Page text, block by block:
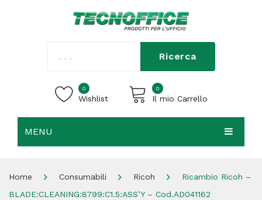
Ricerca
0
Wishlist
0
Il mio Carrello
MENU
Home Consumabili Ricoh
Ricambio Ricoh –
BLADE:CLEANING:8799:C1.5:ASS’Y – Cod.AD041162